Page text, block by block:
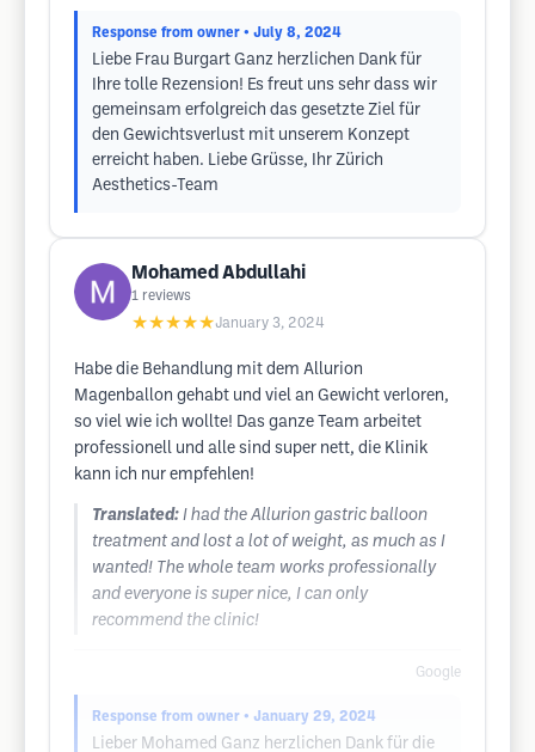
Response from owner • July 8, 2024
Liebe Frau Burgart Ganz herzlichen Dank für
Ihre tolle Rezension! Es freut uns sehr dass wir
gemeinsam erfolgreich das gesetzte Ziel für
den Gewichtsverlust mit unserem Konzept
erreicht haben. Liebe Grüsse, Ihr Zürich
Aesthetics-Team
Mohamed Abdullahi
1 reviews
★★★★★January 3, 2024
Habe die Behandlung mit dem Allurion
Magenballon gehabt und viel an Gewicht verloren,
so viel wie ich wollte! Das ganze Team arbeitet
professionell und alle sind super nett, die Klinik
kann ich nur empfehlen!
Translated: I had the Allurion gastric balloon
treatment and lost a lot of weight, as much as I
wanted! The whole team works professionally
and everyone is super nice, I can only
recommend the clinic!
Google
Response from owner • January 29, 2024
Lieber Mohamed Ganz herzlichen Dank für die